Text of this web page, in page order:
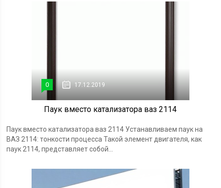
0 17.12.2019
Паук вместо катализатора ваз 2114
Паук вместо катализатора ваз 2114 Устанавливаем паук на
ВАЗ 2114: тонкости процесса Такой элемент двигателя, как
паук 2114, представляет собой...